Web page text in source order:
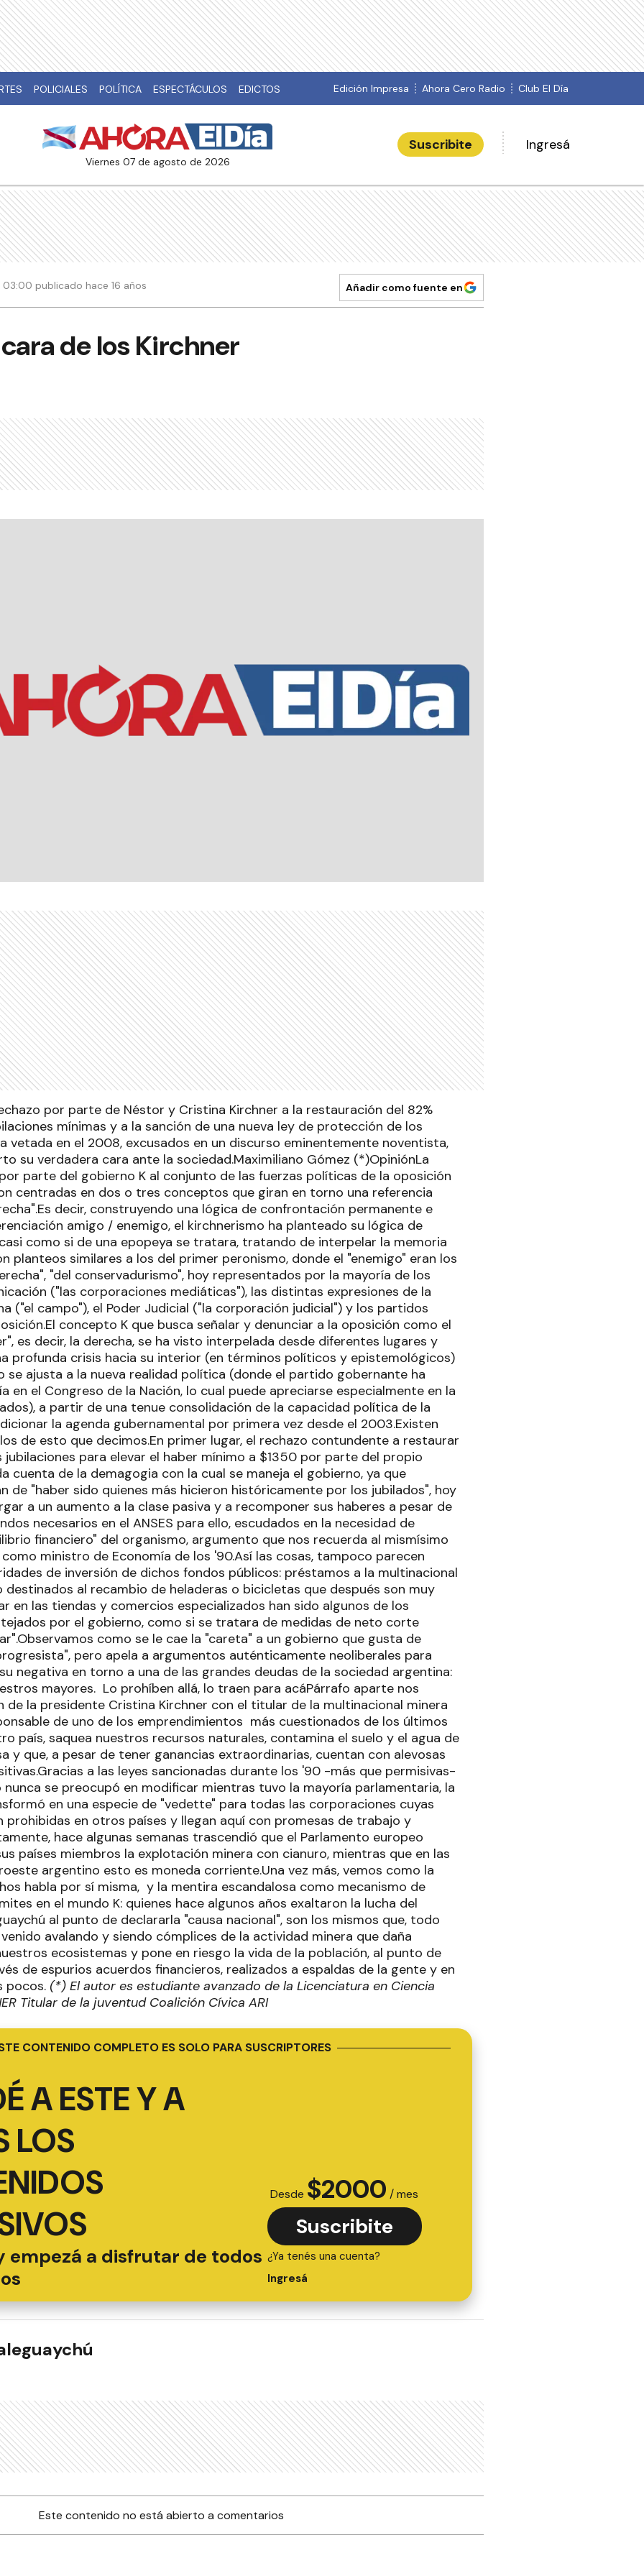
POLICIALES POLÍTICA ESPECTÁCULOS EDICTOS Edición Impresa Ahora Cero Radio Club El Día
viernes 07 de agosto de 2026
Suscribite Ingresá
publicado hace 16 años Añadir como fuente en
de los Kirchner
por parte de Néstor y Cristina Kirchner a la restauración del 82%
mínimas y a la sanción de una nueva ley de protección de los
vetada en el 2008, excusados en un discurso eminentemente noventista,
su verdadera cara ante la sociedad.Maximiliano Gómez (*)OpiniónLa
parte del gobierno K al conjunto de las fuerzas políticas de la oposición
centradas en dos o tres conceptos que giran en torno una referencia
decir, construyendo una lógica de confrontación permanente e
amigo / enemigo, el kirchnerismo ha planteado su lógica de
como si de una epopeya se tratara, tratando de interpelar la memoria
planteos similares a los del primer peronismo, donde el "enemigo" eran los
"del conservadurismo", hoy representados por la mayoría de los
("las corporaciones mediáticas"), las distintas expresiones de la
("el campo"), el Poder Judicial ("la corporación judicial") y los partidos
concepto K que busca señalar y denunciar a la oposición como el
es decir, la derecha, se ha visto interpelada desde diferentes lugares y
profunda crisis hacia su interior (en términos políticos y epistemológicos)
se ajusta a la nueva realidad política (donde el partido gobernante ha
en el Congreso de la Nación, lo cual puede apreciarse especialmente en la
a partir de una tenue consolidación de la capacidad política de la
la agenda gubernamental por primera vez desde el 2003.Existen
de esto que decimos.En primer lugar, el rechazo contundente a restaurar
jubilaciones para elevar el haber mínimo a $1350 por parte del propio
cuenta de la demagogia con la cual se maneja el gobierno, ya que
de "haber sido quienes más hicieron históricamente por los jubilados", hoy
a un aumento a la clase pasiva y a recomponer sus haberes a pesar de
necesarios en el ANSES para ello, escudados en la necesidad de
financiero" del organismo, argumento que nos recuerda al mismísimo
ministro de Economía de los '90.Así las cosas, tampoco parecen
de inversión de dichos fondos públicos: préstamos a la multinacional
destinados al recambio de heladeras o bicicletas que después son muy
en las tiendas y comercios especializados han sido algunos de los
por el gobierno, como si se tratara de medidas de neto corte
como se le cae la "careta" a un gobierno que gusta de
pero apela a argumentos auténticamente neoliberales para
negativa en torno a una de las grandes deudas de la sociedad argentina:
mayores. Lo prohíben allá, lo traen para acáPárrafo aparte nos
de la presidente Cristina Kirchner con el titular de la multinacional minera
de uno de los emprendimientos más cuestionados de los últimos
país, saquea nuestros recursos naturales, contamina el suelo y el agua de
y que, a pesar de tener ganancias extraordinarias, cuentan con alevosas
a las leyes sancionadas durante los '90 -más que permisivas-
se preocupó en modificar mientras tuvo la mayoría parlamentaria, la
en una especie de "vedette" para todas las corporaciones cuyas
prohibidas en otros países y llegan aquí con promesas de trabajo y
hace algunas semanas trascendió que el Parlamento europeo
países miembros la explotación minera con cianuro, mientras que en las
argentino esto es moneda corriente.Una vez más, vemos como la
habla por sí misma, y la mentira escandalosa como mecanismo de
en el mundo K: quienes hace algunos años exaltaron la lucha del
al punto de declararla "causa nacional", son los mismos que, todo
avalando y siendo cómplices de la actividad minera que daña
ecosistemas y pone en riesgo la vida de la población, al punto de
de espurios acuerdos financieros, realizados a espaldas de la gente y en
pocos. (*) El autor es estudiante avanzado de la Licenciatura en Ciencia
Titular de la juventud Coalición Cívica ARI
CONTENIDO COMPLETO ES SOLO PARA SUSCRIPTORES
A ESTE Y A
LOS
empezá a disfrutar de todos
Desde $2000 / mes
Suscribite
¿Ya tenés una cuenta?
Ingresá
Este contenido no está abierto a comentarios